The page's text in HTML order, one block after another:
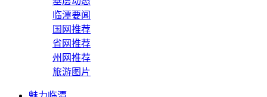
临潭要闻
国网推荐
省网推荐
州网推荐
旅游图片